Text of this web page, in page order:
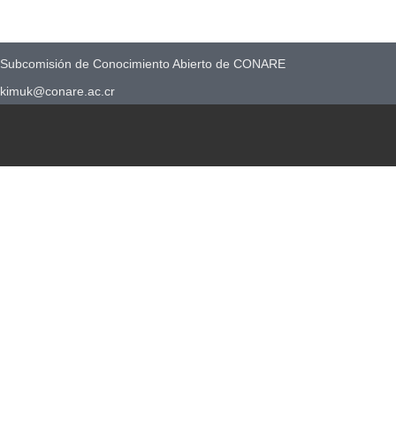
Subcomisión de Conocimiento Abierto de CONARE
kimuk@conare.ac.cr